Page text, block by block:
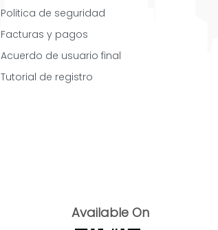
Politica de seguridad
Facturas y pagos
Acuerdo de usuario final
Tutorial de registro
Available On